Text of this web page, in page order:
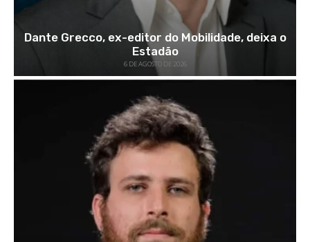
Dante Grecco, ex-editor do Mobilidade, deixa o
Estadão
6 DE AGOSTO DE 2026